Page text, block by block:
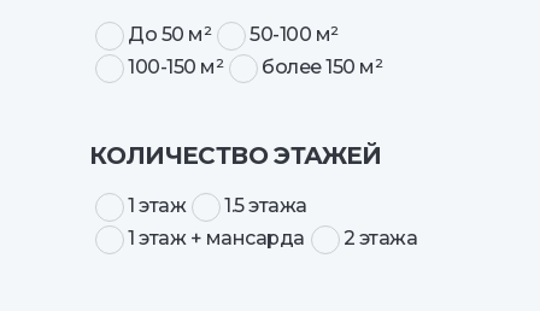
До 50 м²
50-100 м²
100-150 м²
более 150 м²
КОЛИЧЕСТВО ЭТАЖЕЙ
1 этаж
1.5 этажа
1 этаж + мансарда
2 этажа